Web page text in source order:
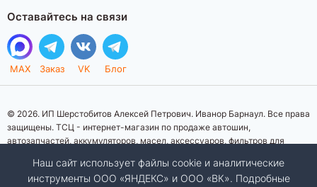
Оставайтесь на связи
MAX Заказ VK Блог
© 2026. ИП Шерстобитов Алексей Петрович. Иванор Барнаул. Все права
защищены. ТСЦ - интернет-магазин по продаже автошин,
автозапчастей, аккумуляторов, масел, аксессуаров, фильтров для
информационный характер. Представленная информация о товарах, их
стоимости, характеристик, фото, наличия на складе ни при каких
Наш сайт использует файлы cookie и аналитические
инструменты ООО «ЯНДЕКС» и ООО «ВК». Подробные